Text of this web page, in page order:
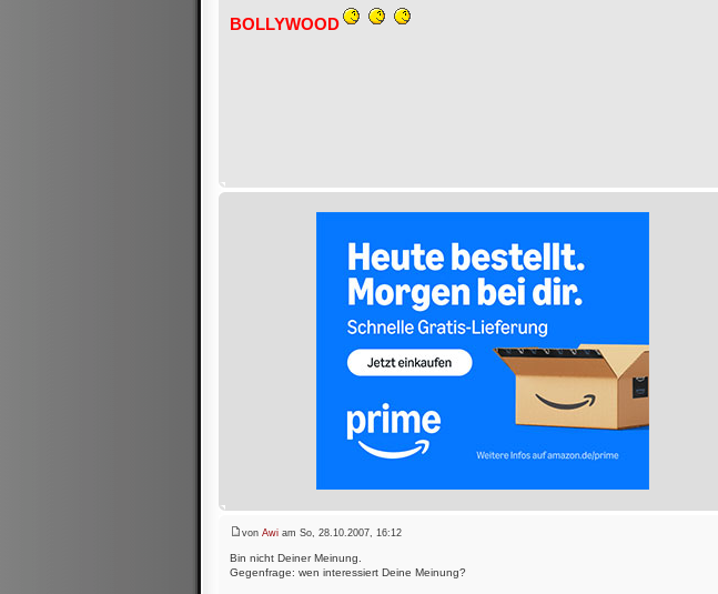
BOLLYWOOD
von Awi am So, 28.10.2007, 16:12
Bin nicht Deiner Meinung.
Gegenfrage: wen interessiert Deine Meinung?